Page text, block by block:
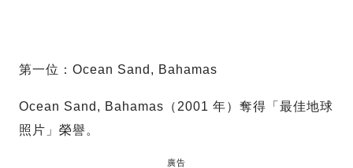
第一位：Ocean Sand, Bahamas
Ocean Sand, Bahamas（2001 年）奪得「最佳地球
照片」榮譽。
廣告